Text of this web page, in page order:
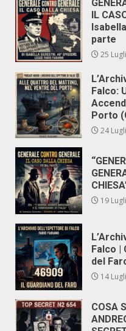
IL
parte
25
Falco:
Porto
24
19
Falco |
del
14
COSA